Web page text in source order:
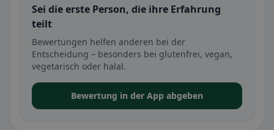
Sei die erste Person, die ihre Erfahrung
teilt
Bewertungen helfen anderen bei der
Entscheidung – besonders bei glutenfrei, vegan,
vegetarisch oder halal.
Bewertung in der App abgeben